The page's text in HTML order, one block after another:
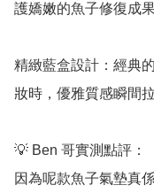
護嬌嫩的魚子修復成果
精緻藍盒設計：經典
妝時，優雅質感瞬間拉
💡 Ben 哥實測點評：
因為呢款魚子氣墊真